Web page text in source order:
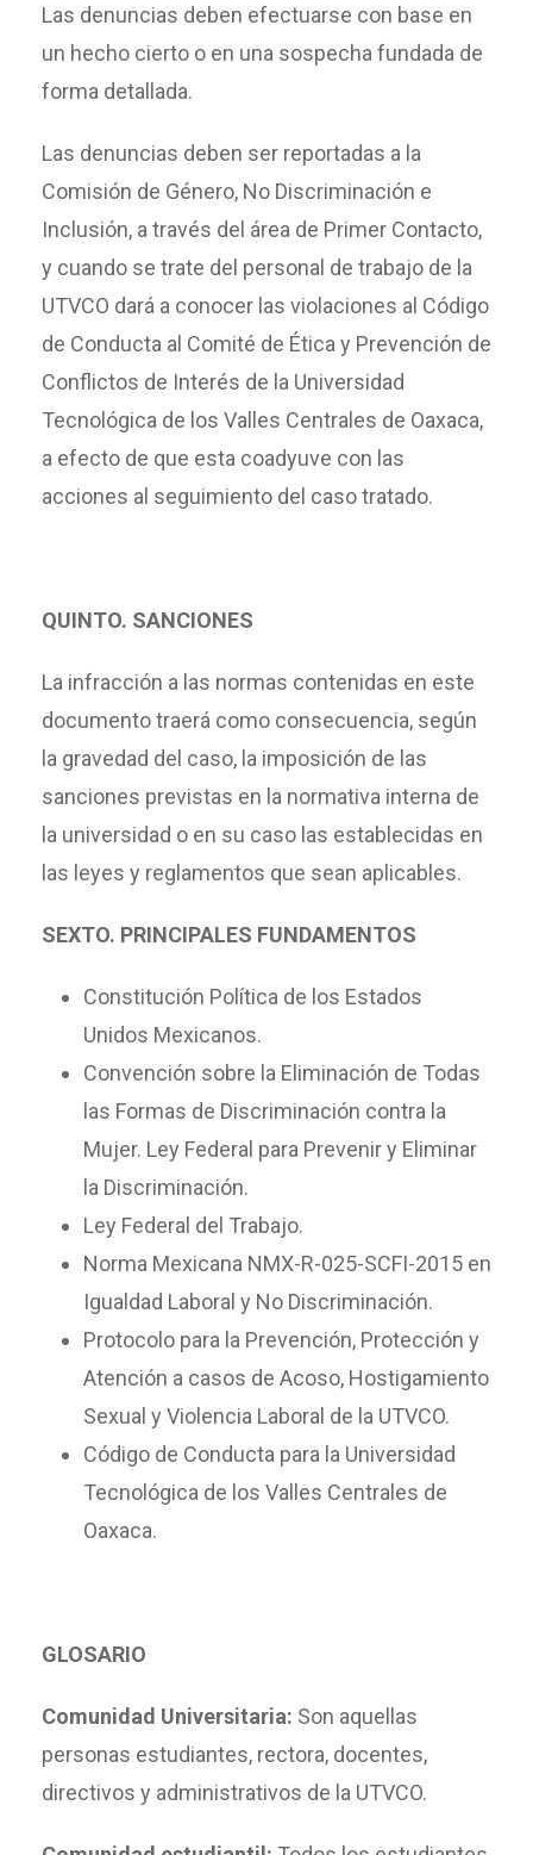
Las denuncias deben efectuarse con base en
un hecho cierto o en una sospecha fundada de
forma detallada.
Las denuncias deben ser reportadas a la
Comisión de Género, No Discriminación e
Inclusión, a través del área de Primer Contacto,
y cuando se trate del personal de trabajo de la
UTVCO dará a conocer las violaciones al Código
de Conducta al Comité de Ética y Prevención de
Conflictos de Interés de la Universidad
Tecnológica de los Valles Centrales de Oaxaca,
a efecto de que esta coadyuve con las
acciones al seguimiento del caso tratado.
QUINTO. SANCIONES
La infracción a las normas contenidas en este
documento traerá como consecuencia, según
la gravedad del caso, la imposición de las
sanciones previstas en la normativa interna de
la universidad o en su caso las establecidas en
las leyes y reglamentos que sean aplicables.
SEXTO. PRINCIPALES FUNDAMENTOS
Constitución Política de los Estados
Unidos Mexicanos.
Convención sobre la Eliminación de Todas
las Formas de Discriminación contra la
Mujer. Ley Federal para Prevenir y Eliminar
la Discriminación.
Ley Federal del Trabajo.
Norma Mexicana NMX-R-025-SCFI-2015 en
Igualdad Laboral y No Discriminación.
Protocolo para la Prevención, Protección y
Atención a casos de Acoso, Hostigamiento
Sexual y Violencia Laboral de la UTVCO.
Código de Conducta para la Universidad
Tecnológica de los Valles Centrales de
Oaxaca.
GLOSARIO
Comunidad Universitaria: Son aquellas
personas estudiantes, rectora, docentes,
directivos y administrativos de la UTVCO.